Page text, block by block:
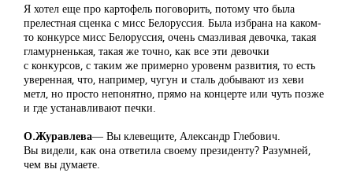
Я хотел еще про картофель поговорить, потому что была
прелестная сценка с мисс Белоруссия. Была избрана на каком-
то конкурсе мисс Белоруссия, очень смазливая девочка, такая
гламурненькая, такая же точно, как все эти девочки
с конкурсов, с таким же примерно уровенм развития, то есть
уверенная, что, например, чугун и сталь добывают из хеви
метл, но просто непонятно, прямо на концерте или чуть позже
и где устанавливают печки.
О.Журавлева― Вы клевещите, Александр Глебович.
Вы видели, как она ответила своему президенту? Разумней,
чем вы думаете.